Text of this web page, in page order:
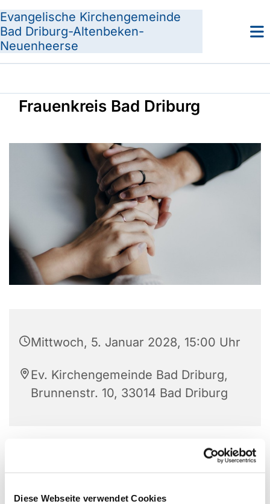
Diese Webseite verwendet Cookies
Evangelische Kirchengemeinde
Bad Driburg-Altenbeken-
Neuenheerse
Frauenkreis Bad Driburg
Mittwoch, 5. Januar 2028, 15:00 Uhr
Ev. Kirchengemeinde Bad Driburg,
Brunnenstr. 10, 33014 Bad Driburg